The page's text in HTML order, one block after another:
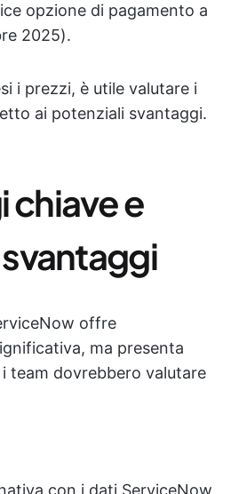
opzione di pagamento a
2025).
i prezzi, è utile valutare i
ai potenziali svantaggi.
chiave e
offre
ma presenta
team dovrebbero valutare
con i dati ServiceNow